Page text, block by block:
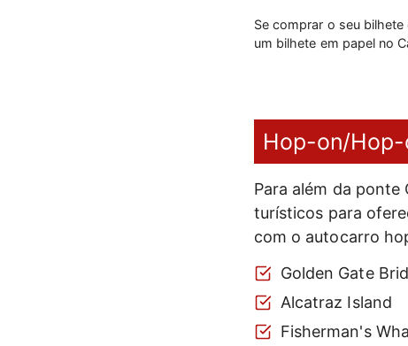
Se comprar o seu
um bilhete em papel no
Hop-on/
Para além da
turísticos para
com o autocarro
Golden Gate
Alcatraz Island
Fisherman's